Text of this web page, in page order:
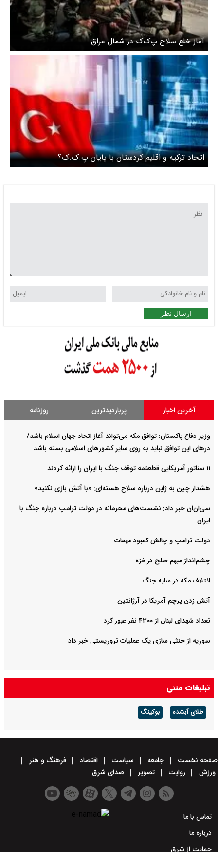
آغاز خلع سلاح پ‌ک‌ک در شمال عراق
اتحاد ترکیه و اقلیم کردستان با پایان پ.ک.ک؟
ارسال نظر
آخرین اخبار پربازدیدترین روزنامه
وزیر دفاع پاکستان: توافق مکه می‌تواند آغاز اتحاد جهان اسلام باشد/
درهای این توافق نباید به روی سایر کشورهای اسلامی بسته باشد
۱۱ سناتور آمریکایی قطعنامه توقف جنگ با ایران را ارائه کردند
هشدار چین به ژاپن درباره سلاح هسته‌ای: «با آتش بازی نکنید»
سی‌ان‌ان خبر داد: نشست‌های محرمانه در دولت ترامپ درباره جنگ با
ایران
دولت ترامپ و چالش کمبود مهمات
چشم‌انداز مبهم صلح در غزه
ائتلاف مکه در سایه جنگ
آتش زدن پرچم آمریکا در آرژانتین
تعداد شهدای لبنان از ۴۳۰۰ نفر عبور کرد
سوریه از خنثی سازی یک عملیات تروریستی خبر داد
تبلیغات متنی
طلای آبشده بوکینگ
صفحه نخست جامعه سیاست اقتصاد
فرهنگ و هنر
ورزش
روایت تصویر صدای شرق
تماس با ما
درباره ما
حمایت از شرق